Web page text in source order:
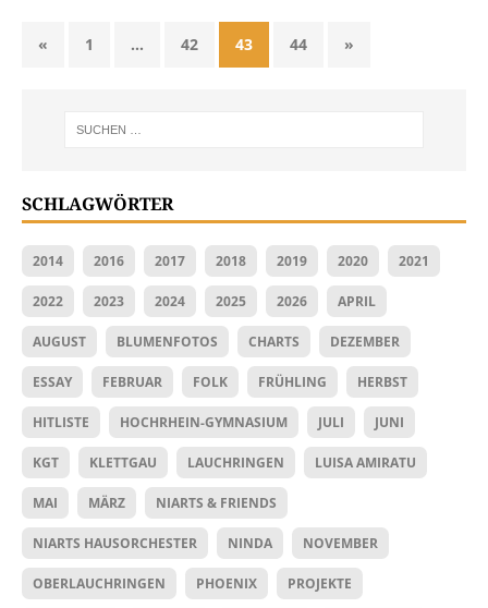
« 1 … 42 43 44 »
SCHLAGWÖRTER
2014 2016 2017 2018 2019 2020 2021
2022 2023 2024 2025 2026 APRIL
AUGUST BLUMENFOTOS CHARTS DEZEMBER
ESSAY FEBRUAR FOLK FRÜHLING HERBST
HITLISTE HOCHRHEIN-GYMNASIUM JULI JUNI
KGT KLETTGAU LAUCHRINGEN LUISA AMIRATU
MAI MÄRZ NIARTS & FRIENDS
NIARTS HAUSORCHESTER NINDA NOVEMBER
OBERLAUCHRINGEN PHOENIX PROJEKTE